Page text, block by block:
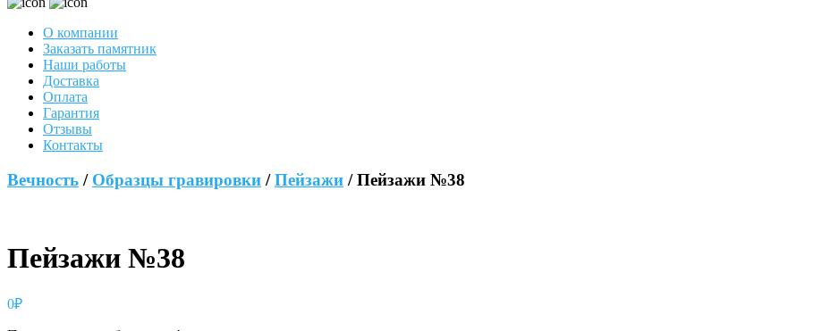
О компании
Заказать памятник
Наши работы
Доставка
Оплата
Гарантия
Отзывы
Контакты
Вечность / Образцы гравировки /Пейзажи / Пейзажи №38
Пейзажи №38
0₽